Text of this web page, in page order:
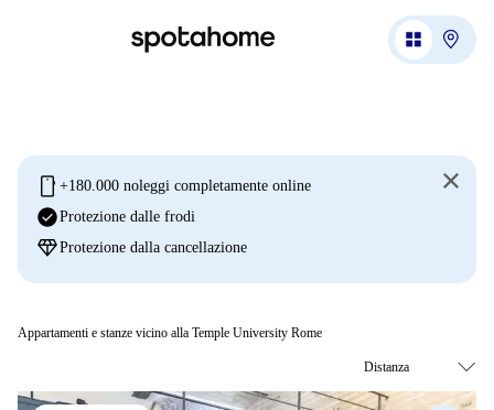
mobile +180.000 noleggi completamente online
check_circleProtezione dalle frodi
diamondProtezione dalla cancellazione
Appartamenti e stanze vicino alla Temple University Rome